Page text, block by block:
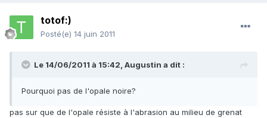
totof:)
Posté(e) 14 juin 2011
Le 14/06/2011 à 15:42, Augustin a dit :
Pourquoi pas de l'opale noire?
pas sur que de l'opale résiste à l'abrasion au milieu de grenat